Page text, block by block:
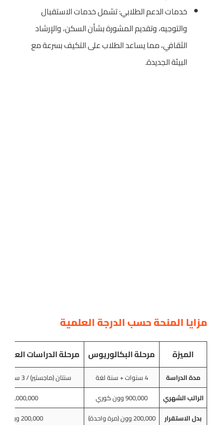
خدمات الدعم الطلابي: تشمل خدمات الاستقبال
والتوجيه، وتقديم المشورة بشأن السكن، والإرشاد
الثقافي، مما يساعد الطلاب على التكيف بسرعة مع
البيئة الجديدة.
مزايا المنحة حسب الدرجة العلمية
الميزة مرحلة البكالوريوس مرحلة الدراسات
مدة الدراسة 4 سنوات + سنة لغة
سنتان (ماجستير) / 3 سنوات (دكتوراه) + سنة لغة
الراتب الشهري
900,000 وون كوري
1,000,000 وون كوري
بدل الاستقرار
200,000 وون (مرة واحدة)
200,000 وون (مرة واحدة)